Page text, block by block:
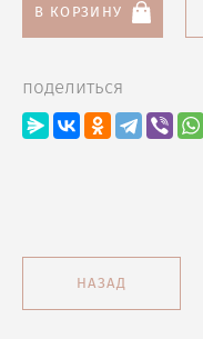
В КОРЗИНУ
поделиться
НАЗАД